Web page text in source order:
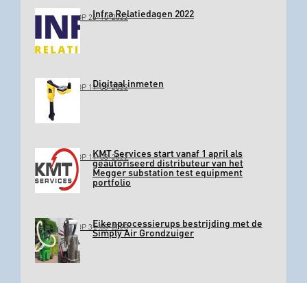
GEPLAATST OP 26-10-2022Infra Relatiedagen 2022
GEPLAATST OP 11-03-2022Digitaal inmeten
GEPLAATST OP 11-03-2022KMT Services start vanaf 1 april als
geautoriseerd distributeur van het
Megger substation test equipment
portfolio
GEPLAATST OP 31-03-2020Eikenprocessierups bestrijding met de
Simply Air Grondzuiger